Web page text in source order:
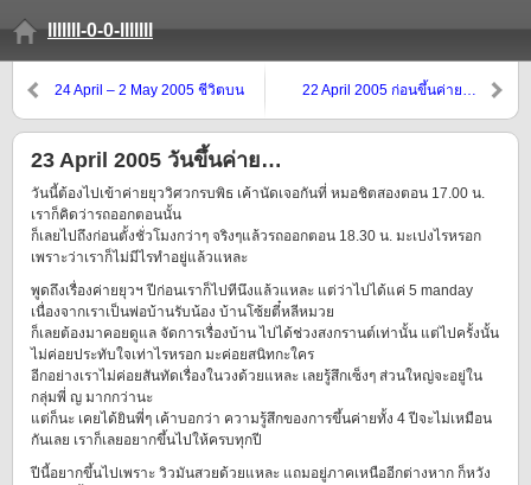
lllllll-0-0-lllllll
24 April – 2 May 2005 ชีวิตบน
22 April 2005 ก่อนขึ้นค่าย…
23 April 2005 วันขึ้นค่าย…
วันนี้ต้องไปเข้าค่ายยุววิศวกรบพิธ เค้านัดเจอกันที่ หมอชิตสองตอน 17.00 น.
เราก็คิดว่ารถออกตอนนั้น
ก็เลยไปถึงก่อนตั้งชั่วโมงกว่าๆ จริงๆแล้วรถออกตอน 18.30 น. มะเปงไรหรอก
เพราะว่าเราก็ไม่มีไรทำอยู่แล้วแหละ
พูดถึงเรื่องค่ายยุวฯ ปีก่อนเราก็ไปทีนึงแล้วแหละ แต่ว่าไปได้แค่ 5 manday
เนื่องจากเราเป็นพ่อบ้านรับน้อง บ้านโซ้ยตี๋หลีหมวย
ก็เลยต้องมาคอยดูแล จัดการเรื่องบ้าน ไปได้ช่วงสงกรานต์เท่านั้น แต่ไปครั้งนั้น
ไม่ค่อยประทับใจเท่าไรหรอก มะค่อยสนิทกะใคร
อีกอย่างเราไม่ค่อยสันทัดเรื่องในวงด้วยแหละ เลยรู้สึกเซ็งๆ ส่วนใหญ่จะอยู่ใน
กลุ่มพี่ ญ มากกว่านะ
แต่ก็นะ เคยได้ยินพี่ๆ เค้าบอกว่า ความรู้สึกของการขึ้นค่ายทั้ง 4 ปีจะไม่เหมือน
กันเลย เราก็เลยอยากขึ้นไปให้ครบทุกปี
ปีนี้อยากขึ้นไปเพราะ วิวมันสวยด้วยแหละ แถมอยู่ภาคเหนืออีกต่างหาก ก็หวัง